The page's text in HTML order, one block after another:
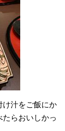
け汁をご飯にか
らおいしかっ